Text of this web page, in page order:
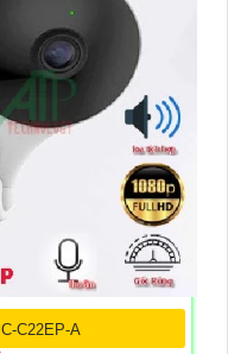
C22EP-A